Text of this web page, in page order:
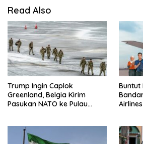
Read Also
Trump Ingin Caplok
Greenland, Belgia Kirim
Pasukan NATO ke Pulau
Buntut